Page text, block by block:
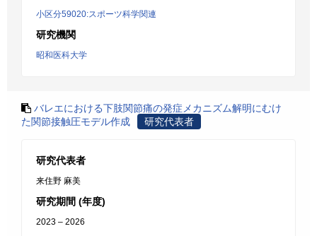
小区分59020:スポーツ科学関連
研究機関
昭和医科大学
バレエにおける下肢関節痛の発症メカニズム解明にむけ
た関節接触圧モデル作成
研究代表者
研究代表者
来住野 麻美
研究期間 (年度)
2023 – 2026